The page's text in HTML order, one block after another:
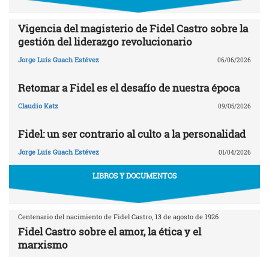
Vigencia del magisterio de Fidel Castro sobre la
gestión del liderazgo revolucionario
Jorge Luís Guach Estévez 06/06/2026
Retomar a Fidel es el desafío de nuestra época
Claudio Katz 09/05/2026
Fidel: un ser contrario al culto a la personalidad
Jorge Luís Guach Estévez 01/04/2026
LIBROS Y DOCUMENTOS
Centenario del nacimiento de Fidel Castro, 13 de agosto de 1926
Fidel Castro sobre el amor, la ética y el
marxismo